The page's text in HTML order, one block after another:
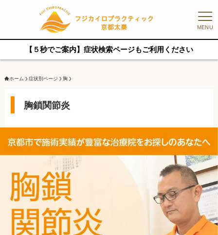
MENU
【５秒でご案内】症状検索ページもご利用ください
ホーム 症状別ページ 胸
胸鎖関節炎